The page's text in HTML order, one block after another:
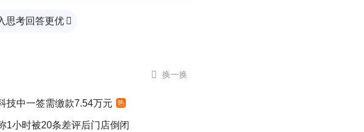
思考回答更优 
 换一换
技中一签需缴款7.54万元 热
1小时被20条差评后门店倒闭